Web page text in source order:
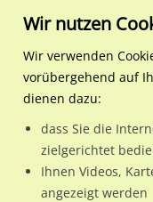
Regionale
26389 /
Wir nutzen
Wir verwenden
vorübergehend auf
dienen dazu:
dass Sie die
zielgerichtet
Ihnen Videos,
angezeigt werden